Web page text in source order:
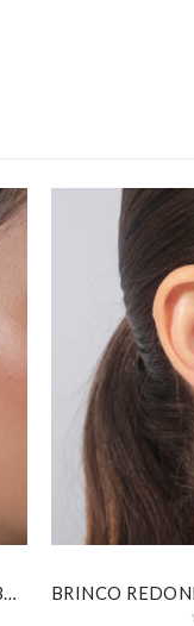
BRINCO PIZZA BANHADO EM OURO BRANCO